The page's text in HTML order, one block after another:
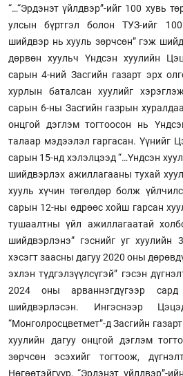
“…“Эрдэнэт үйлдвэр”-ийг 100 хувь
улсын бүртгэл болон ТУЗ-ийг
шийдвэр нь хууль зөрчсөн” гэж
дөрвөн хуульч Үндсэн хуулийн
сарын 4-ний Засгийн газарт эрх
хурлын баталсан хуулийг
сарын 6-ны Засгийн газрын
онцгой дэглэм тогтоосон нь
талаар мэдээлэл гаргасан. Үүнийг
сарын 15-нд хэлэлцээд “…Үндсэн
шийдвэрлэх ажиллагааны тухай
хууль хүчин төгөлдөр болж
сарын 12-ны өдрөөс хойш гарсан
тушаалтны үйл ажиллагаатай
шийдвэрлэнэ” гэснийг уг хуулийн
хэсэгт заасны дагуу 2020 оны
эхлэн түдгэлзүүлсүгэй” гэсэн
2024 оны арваннэгдүгээр
шийдвэрлэсэн. Ингэснээр
“Монголросцветмет”-д Засгийн
хуулийн дагуу онцгой дэглэм
зөрчсөн эсэхийг тогтоож,
Нөгөөтэйгүүр, “Эрдэнэт үйлдвэр”-